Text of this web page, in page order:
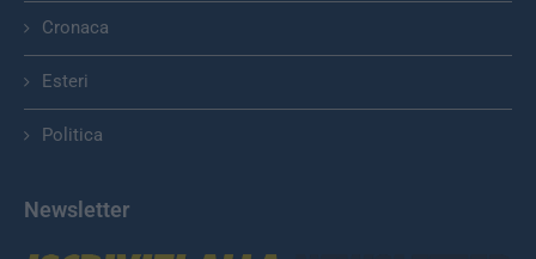
Cronaca
Esteri
Politica
Newsletter